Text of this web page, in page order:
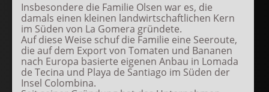
Insbesondere die Familie Olsen war es, die
damals einen kleinen landwirtschaftlichen Kern
im Süden von La Gomera gründete.
Auf diese Weise schuf die Familie eine Seeroute,
die auf dem Export von Tomaten und Bananen
nach Europa basierte eigenen Anbau in Lomada
de Tecina und Playa de Santiago im Süden der
Insel Colombina.